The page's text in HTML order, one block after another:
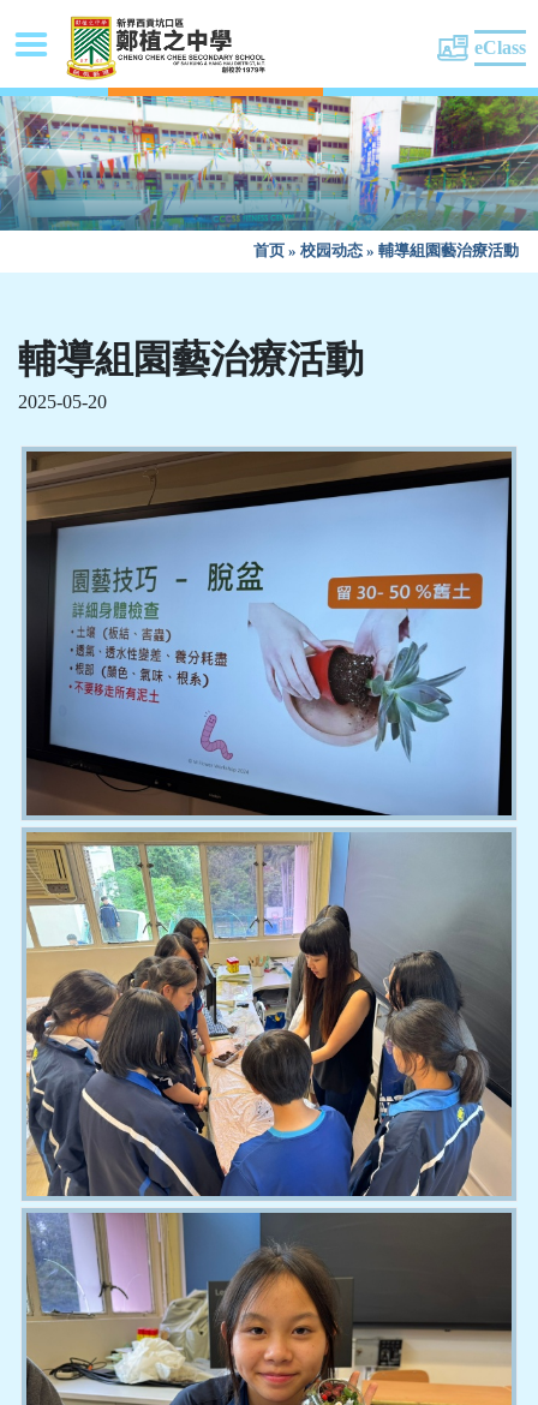
eClass
首页 » 校园动态 » 輔導組園藝治療活動
輔導組園藝治療活動
2025-05-20